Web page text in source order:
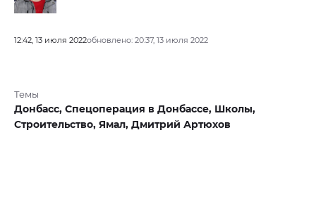
12:42, 13 июля 2022обновлено: 20:37, 13 июля 2022
Темы
Донбасс, Спецоперация в Донбассе, Школы,
Строительство, Ямал, Дмитрий Артюхов